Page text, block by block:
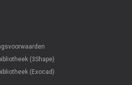
(3Shape)
(Exocad)